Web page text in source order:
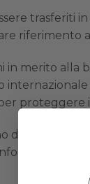
trasferiti
riferimento
merito alla
proteggere i
dei
al